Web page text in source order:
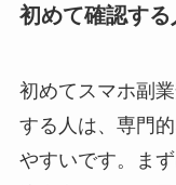
初めて確認す
初めてスマホ副
する人は、専門
やすいです。ま